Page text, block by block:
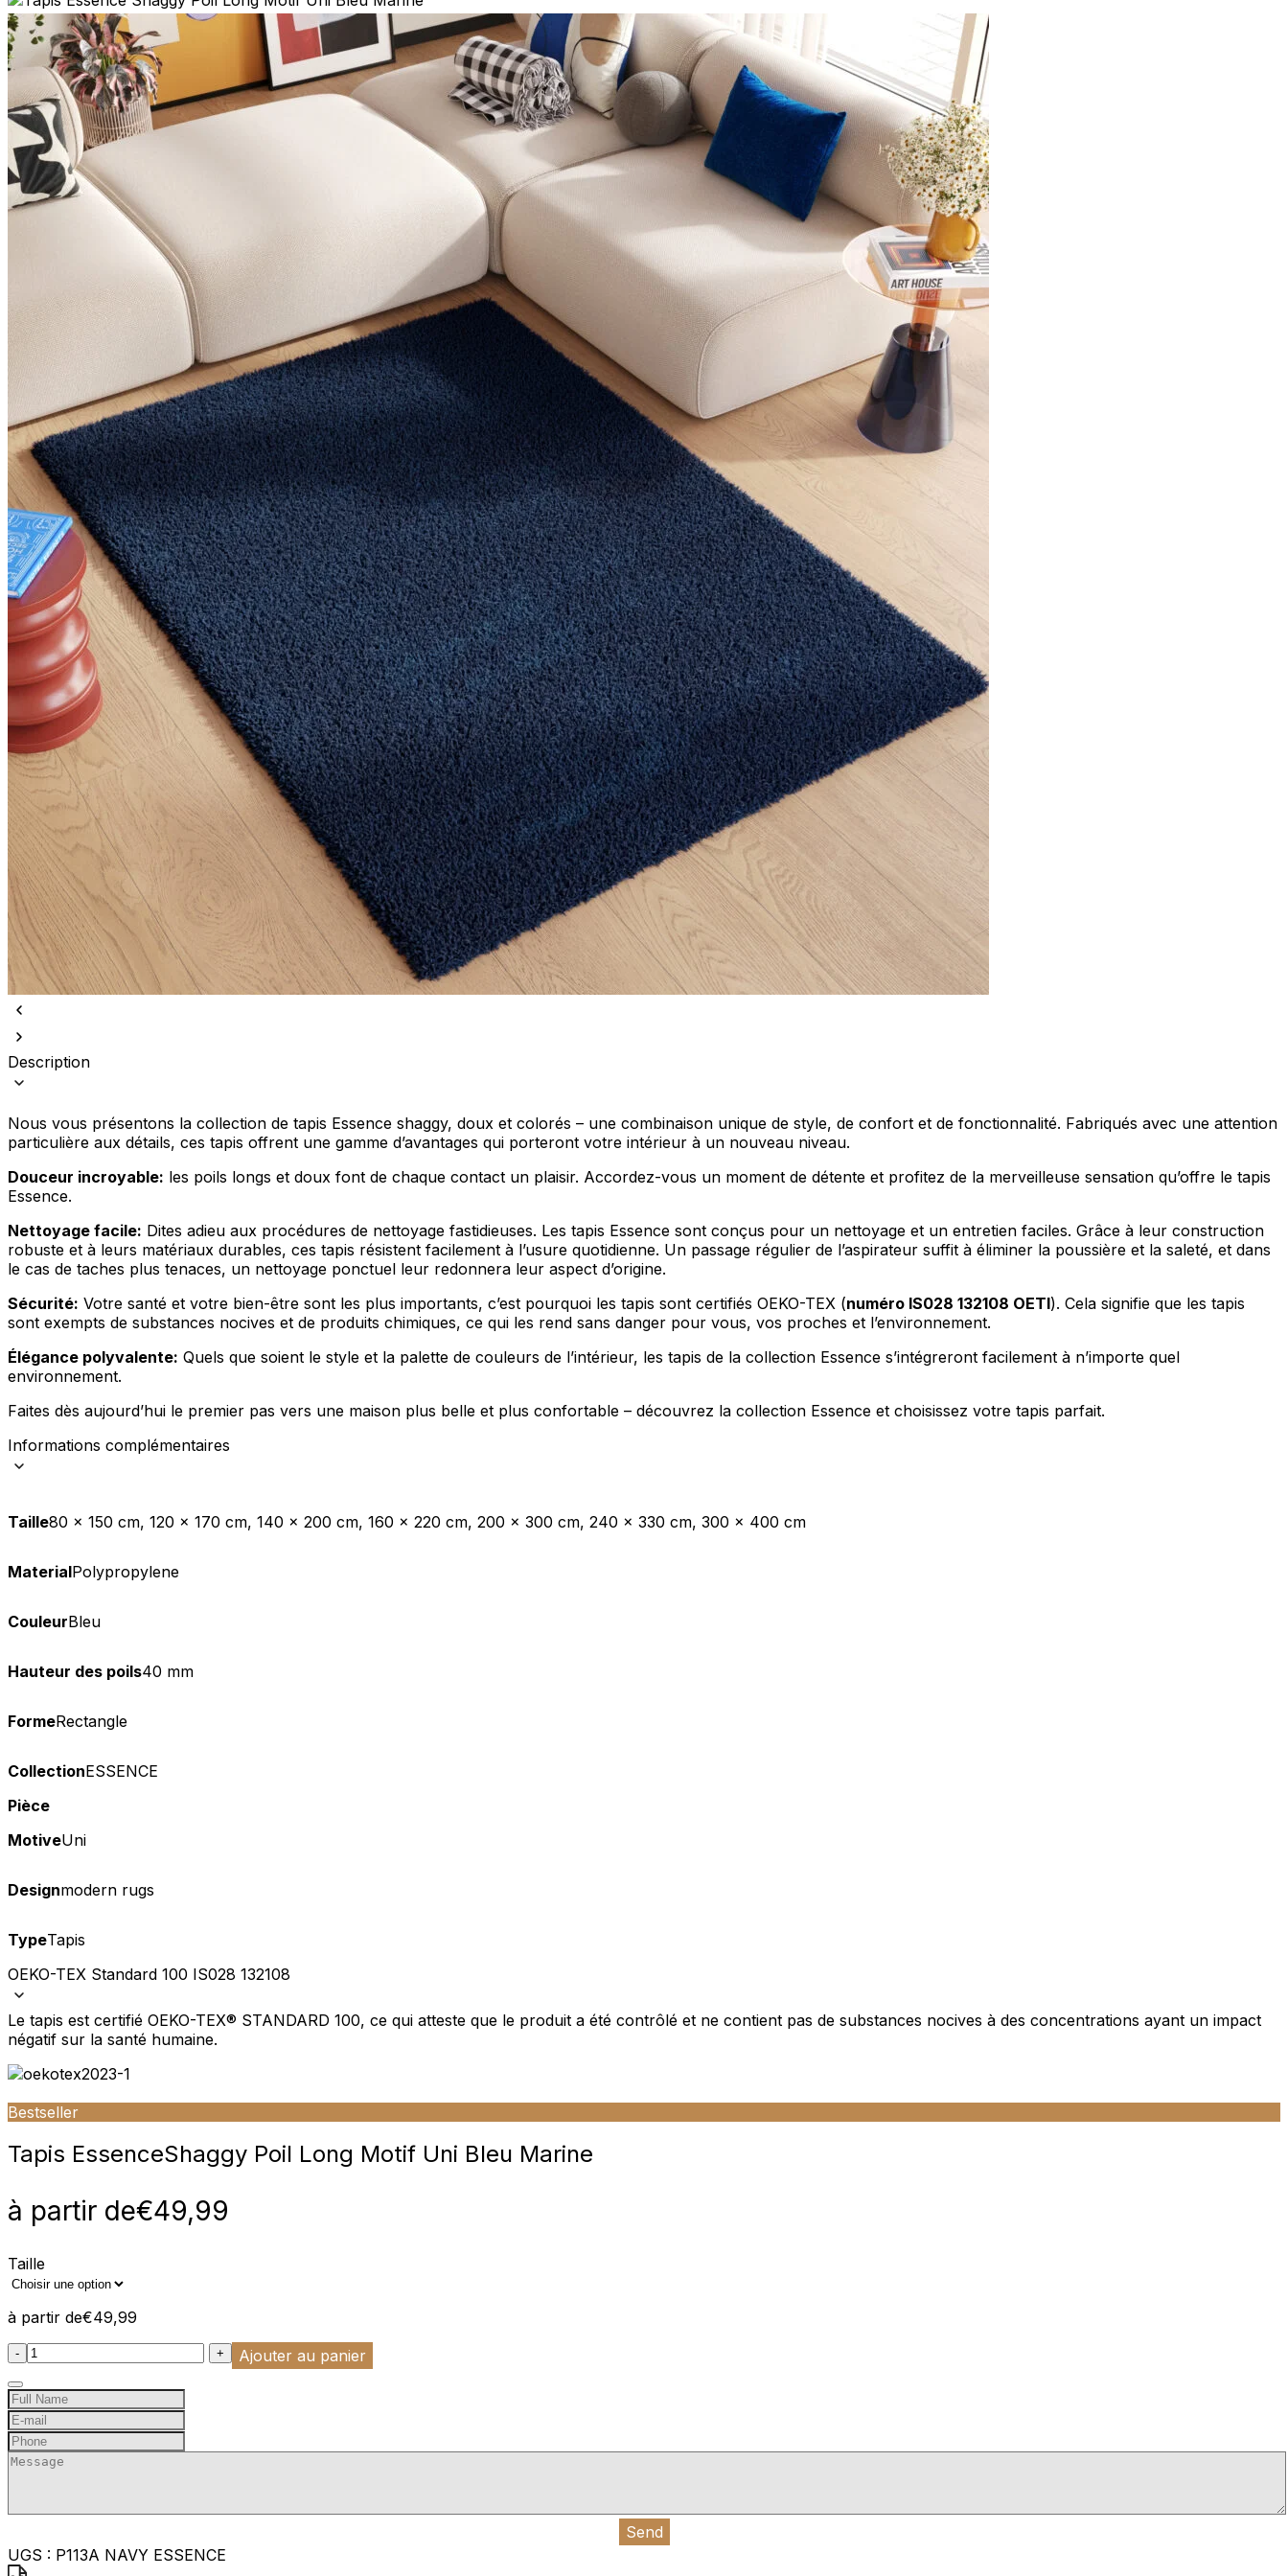
Description
Nous vous présentons la collection de tapis Essence shaggy, doux et colorés – une combinaison unique de style, de confort et de fonctionnalité. Fabriqués avec une attention
particulière aux détails, ces tapis offrent une gamme d’avantages qui porteront votre intérieur à un nouveau niveau.
Douceur incroyable: les poils longs et doux font de chaque contact un plaisir. Accordez-vous un moment de détente et profitez de la merveilleuse sensation qu’offre le tapis
Essence.
Nettoyage facile: Dites adieu aux procédures de nettoyage fastidieuses. Les tapis Essence sont conçus pour un nettoyage et un entretien faciles. Grâce à leur construction
robuste et à leurs matériaux durables, ces tapis résistent facilement à l’usure quotidienne. Un passage régulier de l’aspirateur suffit à éliminer la poussière et la saleté, et dans
le cas de taches plus tenaces, un nettoyage ponctuel leur redonnera leur aspect d’origine.
Sécurité: Votre santé et votre bien-être sont les plus importants, c’est pourquoi les tapis sont certifiés OEKO-TEX (numéro IS028 132108 OETI). Cela signifie que les tapis
sont exempts de substances nocives et de produits chimiques, ce qui les rend sans danger pour vous, vos proches et l’environnement.
Élégance polyvalente: Quels que soient le style et la palette de couleurs de l’intérieur, les tapis de la collection Essence s’intégreront facilement à n’importe quel
environnement.
Faites dès aujourd’hui le premier pas vers une maison plus belle et plus confortable – découvrez la collection Essence et choisissez votre tapis parfait.
Informations complémentaires
Taille80 x 150 cm, 120 x 170 cm, 140 x 200 cm, 160 x 220 cm, 200 x 300 cm, 240 x 330 cm, 300 x 400 cm
MaterialPolypropylene
CouleurBleu
Hauteur des poils40 mm
FormeRectangle
CollectionESSENCE
Pièce
MotiveUni
Designmodern rugs
TypeTapis
OEKO-TEX Standard 100 IS028 132108
Le tapis est certifié OEKO-TEX® STANDARD 100, ce qui atteste que le produit a été contrôlé et ne contient pas de substances nocives à des concentrations ayant un impact
négatif sur la santé humaine.
Bestseller
Tapis EssenceShaggy Poil Long Motif Uni Bleu Marine
à partir de€49,99
Taille
à partir de€49,99
:product_name quantity
- + Ajouter au panier
Send
UGS : P113A NAVY ESSENCE